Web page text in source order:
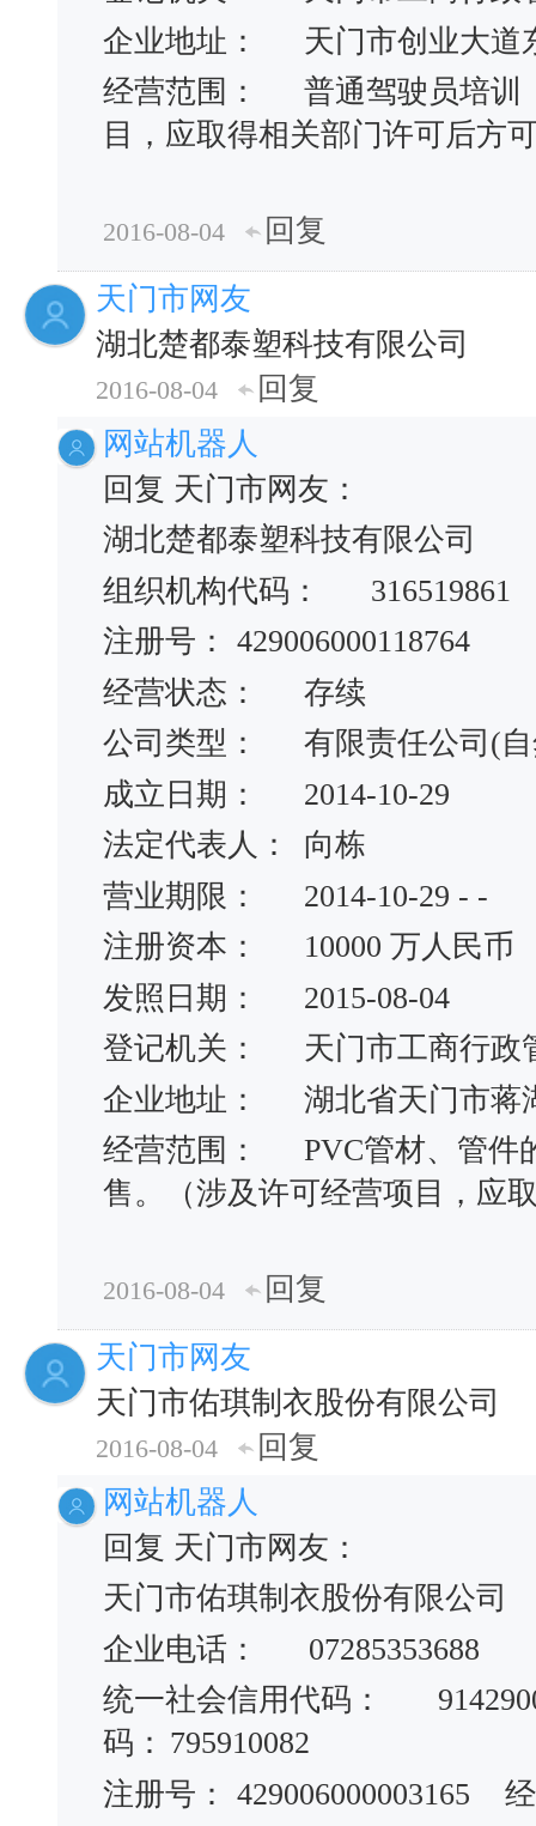
企业地址：
天门市创业大道
经营范围：
普通驾驶员培训
目，应取得相关部门许可后方
2016-08-04
回复
天门市网友
湖北楚都泰塑科技有限公司
2016-08-04
回复
网站机器人
回复 天门市网友：
湖北楚都泰塑科技有限公司
组织机构代码：
316519861
注册号：
429006000118764
经营状态：
存续
公司类型：
有限责任公司(
成立日期：
2014-10-29
法定代表人：
向栋
营业期限：
2014-10-29 - -
注册资本：
10000 万人民币
发照日期：
2015-08-04
登记机关：
天门市工商行政
企业地址：
湖北省天门市蒋
经营范围：
PVC管材、管件
售。（涉及许可经营项目，应
2016-08-04
回复
天门市网友
天门市佑琪制衣股份有限公司
2016-08-04
回复
网站机器人
回复 天门市网友：
天门市佑琪制衣股份有限公司
企业电话： 07285353688
统一社会信用代码：
码： 795910082
注册号：
429006000003165